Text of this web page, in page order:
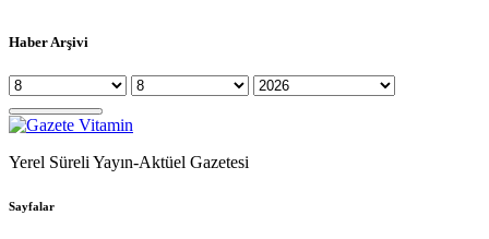
Haber Arşivi
Yerel Süreli Yayın-Aktüel Gazetesi
Sayfalar